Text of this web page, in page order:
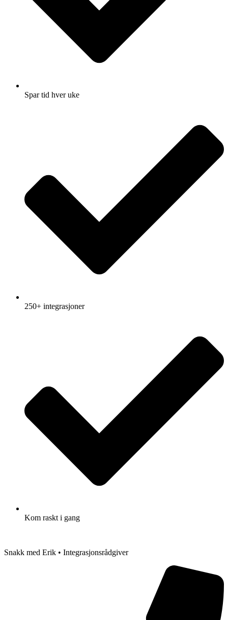
Spar tid hver uke
250+ integrasjoner
Kom raskt i gang
Snakk med Erik • Integrasjonsrådgiver